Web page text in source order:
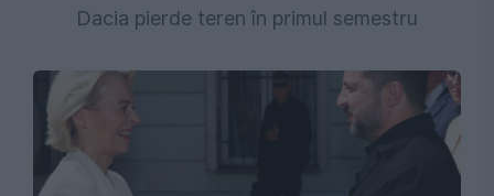
Dacia pierde teren în primul semestru